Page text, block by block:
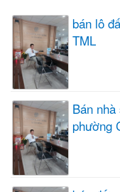
bán lô
TML
Bán
phường